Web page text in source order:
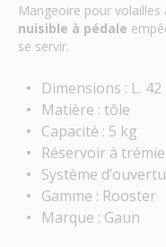
Mangeoire pour volailles
nuisible à pédale
se servir.
Dimensions : L. 42
Matière : tôle
Capacité : 5 kg
Réservoir à trémie
Système
Gamme : Rooster
Marque : Gaun